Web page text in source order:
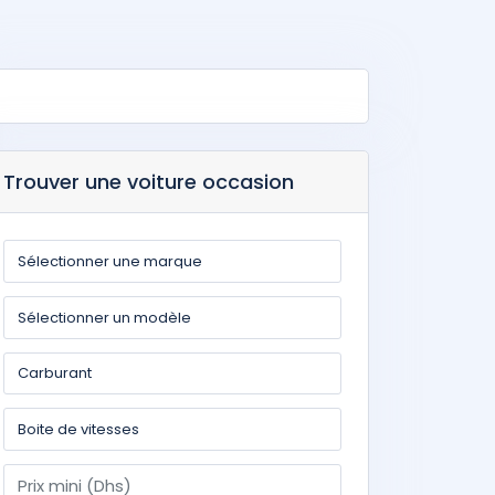
Trouver une voiture occasion